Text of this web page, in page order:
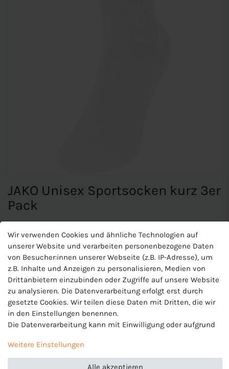
JAKO Unisex Sportsocken kurz 3er
Pack
JAKO Unisex Sportsocken kurz 3er
Pack
Flache Zehennaht
Komfortbund
Gepolsterter Fersen- und Zehenbereich
Material: 75 % Baumwolle, 24 % Polyester, 1 % Elasthan
Wir verwenden Cookies und ähnliche Technologien auf
unserer Website und verarbeiten personenbezogene Daten
von Besucher:innen unserer Webseite (z.B. IP-Adresse), um
z.B. Inhalte und Anzeigen zu personalisieren, Medien von
Drittanbietern einzubinden oder Zugriffe auf unsere Website
zu analysieren. Die Datenverarbeitung erfolgt erst durch
gesetzte Cookies. Wir teilen diese Daten mit Dritten, die wir
in den Einstellungen benennen.
Die Datenverarbeitung kann mit Einwilligung oder aufgrund
kann erteilt oder abgelehnt werden. Es besteht das Recht,
nicht einzuwilligen und die Einwilligung zu einem späteren
Weitere Einstellungen
Alle akzeptieren